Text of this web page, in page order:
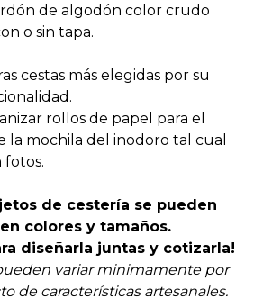
de algodón color crudo
o sin tapa.
cestas más elegidas por su
rollos de papel para el
la mochila del inodoro tal cual
fotos.
de cestería se pueden
colores y tamaños.
diseñarla juntas y cotizarla!
variar minimamente por
de características artesanales.